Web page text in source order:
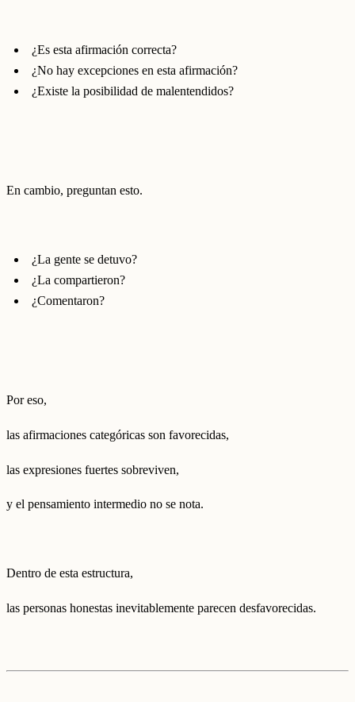
¿Es esta afirmación correcta?
¿No hay excepciones en esta afirmación?
¿Existe la posibilidad de malentendidos?
En cambio, preguntan esto.
¿La gente se detuvo?
¿La compartieron?
¿Comentaron?
Por eso,
las afirmaciones categóricas son favorecidas,
las expresiones fuertes sobreviven,
y el pensamiento intermedio no se nota.
Dentro de esta estructura,
las personas honestas inevitablemente parecen desfavorecidas.